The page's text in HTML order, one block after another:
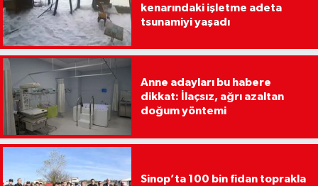
kenarındaki işletme adeta
tsunamiyi yaşadı
Anne adayları bu habere
dikkat: İlaçsız, ağrı azaltan
doğum yöntemi
Sinop’ta 100 bin fidan toprakla